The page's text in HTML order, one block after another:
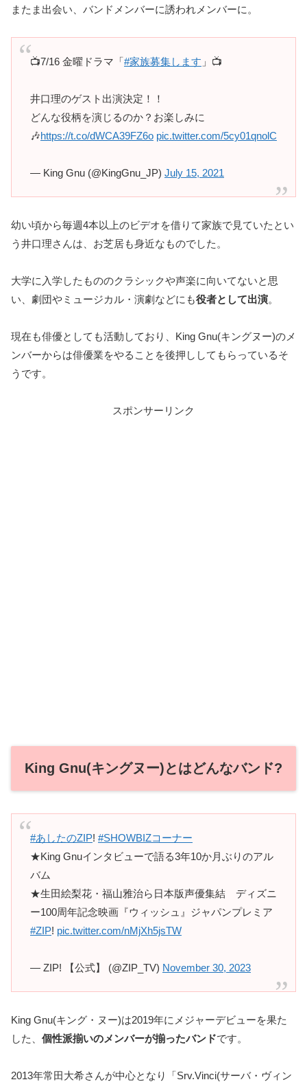
またま出会い、バンドメンバーに誘われメンバーに。
📺7/16 金曜ドラマ「#家族募集します 」📺
井口理のゲスト出演決定！！
どんな役柄を演じるのか？お楽しみに
🎶https://t.co/dWCA39FZ6o pic.twitter.com/5cy01qnolC
— King Gnu (@KingGnu_JP) July 15, 2021
幼い頃から毎週4本以上のビデオを借りて家族で見ていたとい
う井口理さんは、お芝居も身近なものでした。
大学に入学したもののクラシックや声楽に向いてないと思
い、劇団やミュージカル・演劇などにも役者として出演。
現在も俳優としても活動しており、King Gnu(キングヌー)のメ
ンバーからは俳優業をやることを後押ししてもらっているそ
うです。
スポンサーリンク
King Gnu(キングヌー)とはどんなバンド?
#あしたのZIP! #SHOWBIZコーナー
★King Gnuインタビューで語る3年10か月ぶりのアル
バム
★生田絵梨花・福山雅治ら日本版声優集結 ディズニ
ー100周年記念映画『ウィッシュ』ジャパンプレミア
#ZIP! pic.twitter.com/nMjXh5jsTW
— ZIP! 【公式】 (@ZIP_TV) November 30, 2023
King Gnu(キング・ヌー)は2019年にメジャーデビューを果た
した、 個性派揃いのメンバーが揃ったバンドです。
2013年常田大希さんが中心となり「Srv.Vinci(サーバ・ヴィン